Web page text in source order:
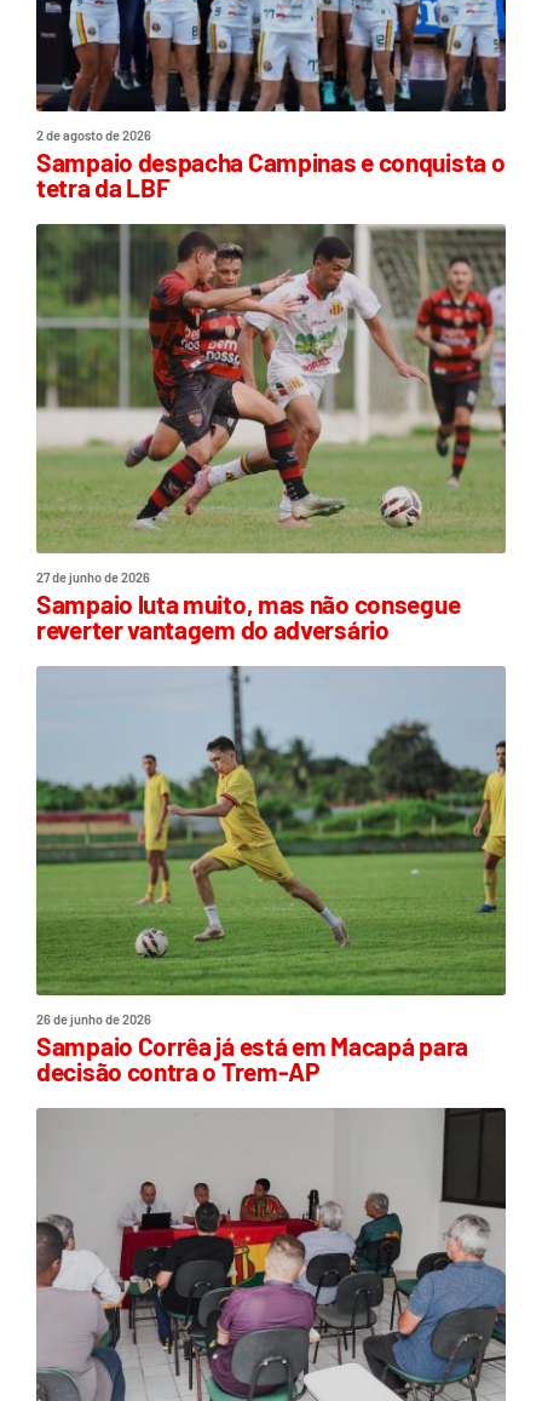
2 de agosto de 2026
Sampaio despacha Campinas e conquista o
tetra da LBF
27 de junho de 2026
Sampaio luta muito, mas não consegue
reverter vantagem do adversário
26 de junho de 2026
Sampaio Corrêa já está em Macapá para
decisão contra o Trem-AP